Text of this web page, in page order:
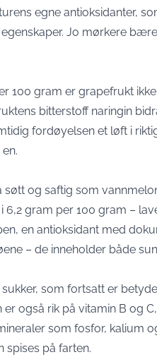
egne antioksidanter,
Jo mørkere
100 gram er grapefrukt
bitterstoff naringin
fordøyelsen et løft i
søtt og saftig som
6,2 gram per 100 gram –
en antioksidant med
– de inneholder både
som fortsatt er
er også rik på vitamin B og
som fosfor, kalium
på farten.